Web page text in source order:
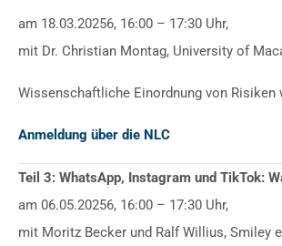
am 18.03.20256, 16:00 – 17:30 Uhr,
mit Dr. Christian Montag, University of
Wissenschaftliche Einordnung von
Anmeldung über die NLC
Teil 3: WhatsApp, Instagram und TikTok:
am 06.05.20256, 16:00 – 17:30 Uhr,
mit Moritz Becker und Ralf Willius, Smiley